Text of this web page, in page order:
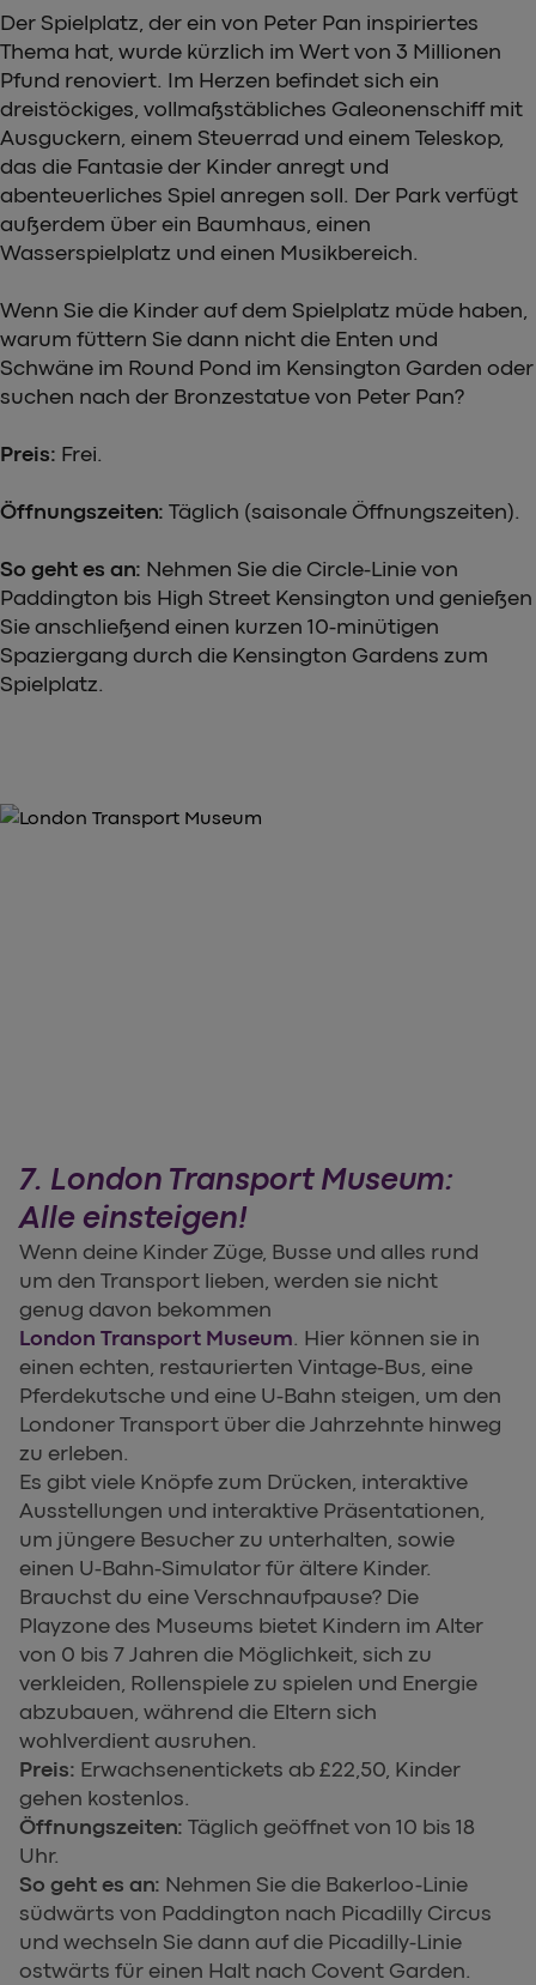
Der Spielplatz, der ein von Peter Pan inspiriertes
Thema hat, wurde kürzlich im Wert von 3 Millionen
Pfund renoviert. Im Herzen befindet sich ein
dreistöckiges, vollmaßstäbliches Galeonenschiff mit
Ausguckern, einem Steuerrad und einem Teleskop,
das die Fantasie der Kinder anregt und
abenteuerliches Spiel anregen soll. Der Park verfügt
außerdem über ein Baumhaus, einen
Wasserspielplatz und einen Musikbereich.
Wenn Sie die Kinder auf dem Spielplatz müde haben,
warum füttern Sie dann nicht die Enten und
Schwäne im Round Pond im Kensington Garden oder
suchen nach der Bronzestatue von Peter Pan?
Preis: Frei.
Öffnungszeiten: Täglich (saisonale Öffnungszeiten).
So geht es an: Nehmen Sie die Circle-Linie von
Paddington bis High Street Kensington und genießen
Sie anschließend einen kurzen 10-minütigen
Spaziergang durch die Kensington Gardens zum
Spielplatz.
7. London Transport Museum:
Alle einsteigen!
Wenn deine Kinder Züge, Busse und alles rund
um den Transport lieben, werden sie nicht
genug davon bekommen
London Transport Museum. Hier können sie in
einen echten, restaurierten Vintage-Bus, eine
Pferdekutsche und eine U-Bahn steigen, um den
Londoner Transport über die Jahrzehnte hinweg
zu erleben.
Es gibt viele Knöpfe zum Drücken, interaktive
Ausstellungen und interaktive Präsentationen,
um jüngere Besucher zu unterhalten, sowie
einen U-Bahn-Simulator für ältere Kinder.
Brauchst du eine Verschnaufpause? Die
Playzone des Museums bietet Kindern im Alter
von 0 bis 7 Jahren die Möglichkeit, sich zu
verkleiden, Rollenspiele zu spielen und Energie
abzubauen, während die Eltern sich
wohlverdient ausruhen.
Preis: Erwachsenentickets ab £22,50, Kinder
gehen kostenlos.
Öffnungszeiten: Täglich geöffnet von 10 bis 18
Uhr.
So geht es an: Nehmen Sie die Bakerloo-Linie
südwärts von Paddington nach Picadilly Circus
und wechseln Sie dann auf die Picadilly-Linie
ostwärts für einen Halt nach Covent Garden.